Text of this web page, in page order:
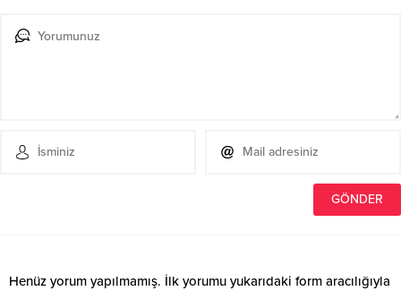
Henüz yorum yapılmamış. İlk yorumu yukarıdaki form aracılığıyla